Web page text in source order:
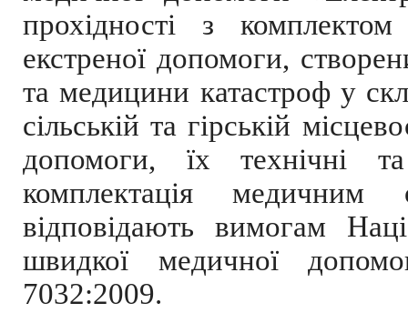
прохідності з
екстреної допомоги,
та медицини катастроф у
сільській та гірській
допомоги, їх технічні та
комплектація медичним
відповідають вимогам
швидкої медичної
7032:2009.